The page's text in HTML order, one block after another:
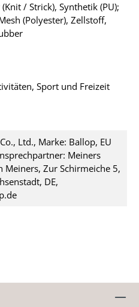
/ Strick), Synthetik (PU);
(Polyester), Zellstoff,
Sport und Freizeit
Ltd., Marke: Ballop, EU
Meiners
Meiners, Zur Schirmeiche 5,
DE,